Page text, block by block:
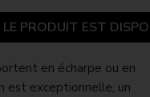
PRODUIT EST
en écharpe ou en
est exceptionnelle, un